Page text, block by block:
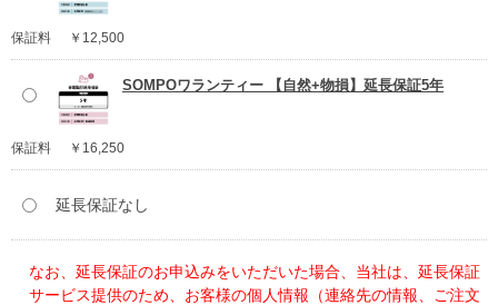
保証料 ￥12,500
SOMPOワランティー 【自然+物損】延長保証5年
保証料 ￥16,250
延長保証なし
なお、延長保証のお申込みをいただいた場合、当社は、延長保証
サービス提供のため、お客様の個人情報（連絡先の情報、ご注文